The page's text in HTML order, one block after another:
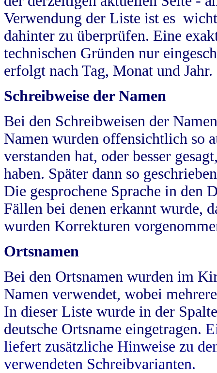
Verwendung der Liste ist es
dahinter zu überprüfen. Eine
technischen Gründen nur
erfolgt nach Tag, Monat und Jahr.
Schreibweise der Namen
Bei den Schreibweisen der
Namen wurden offensichtlich so
verstanden hat, oder besser
haben. Später dann so
Die gesprochene Sprache in
Fällen bei denen erkannt wurde,
wurden Korrekturen
Ortsnamen
Bei den Ortsnamen wurden im
Namen verwendet, wobei
In dieser Liste wurde in der
deutsche Ortsname eingetragen.
liefert zusätzliche Hinweise zu
verwendeten Schreibvarianten.